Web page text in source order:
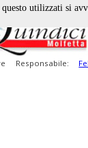
Responsabile:
utilizzati si